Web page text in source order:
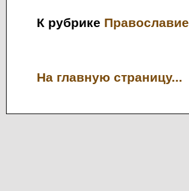
К рубрике Православие
На главную страницу...